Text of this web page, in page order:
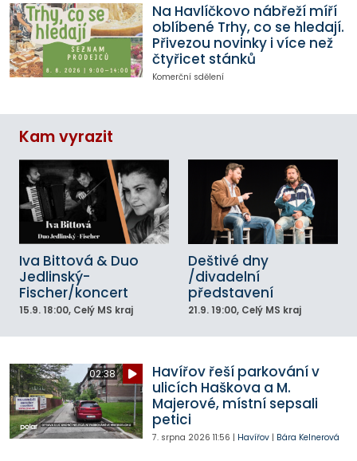
Na Havlíčkovo nábřeží míří
oblíbené Trhy, co se hledají.
Přivezou novinky i více než
čtyřicet stánků
Komerční sdělení
Kam vyrazit
Iva Bittová & Duo
Jedlinský-
Fischer/koncert
15.9. 18:00, Celý MS kraj
Deštivé dny
/divadelní
představení
21.9. 19:00, Celý MS kraj
02:38
Havířov řeší parkování v
ulicích Haškova a M.
Majerové, místní sepsali
petici
7. srpna 2026 11:56 | Havířov| Bára Kelnerová